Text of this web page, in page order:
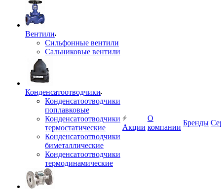
Вентили
Сильфонные вентили
Сальниковые вентили
Конденсатоотводчики
Конденсатоотводчики
поплавковые
Конденсатоотводчики
термостатические
Конденсатоотводчики
биметаллические
Конденсатоотводчики
термодинамические
Акции
О
компании
Бренды